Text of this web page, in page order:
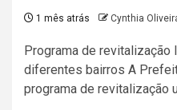
1 mês atrás Cynthia
Programa de revitalização
diferentes bairros A
programa de revitalização